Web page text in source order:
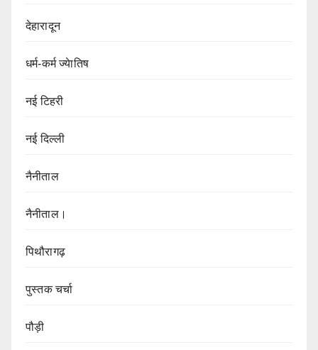
देहारादून
धर्म-कर्म ज्येातिष
नई टिहरी
नई दिल्ली
नैनीताल
नैनीताल।
पिथौरागढ़
पुस्तक चर्चा
पौड़ी